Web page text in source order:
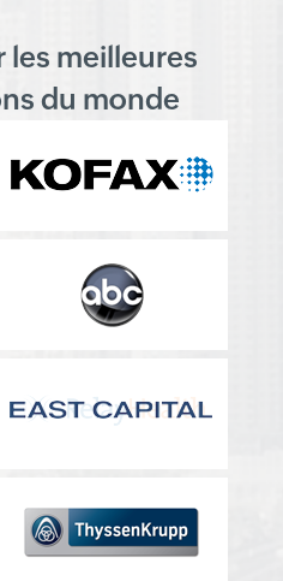
les meilleures
du monde